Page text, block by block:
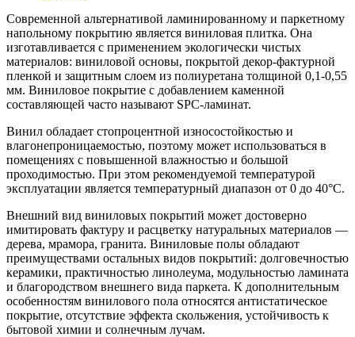
Современной альтернативой ламинированному и паркетному
напольному покрытию является виниловая плитка. Она
изготавливается с применением экологически чистых
материалов: виниловой основы, покрытой декор-фактурной
пленкой и защитным слоем из полиуретана толщиной 0,1-0,55
мм. Виниловое покрытие с добавлением каменной
составляющей часто называют SPC-ламинат.
Винил обладает стопроцентной износостойкостью и
влагонепроницаемостью, поэтому может использоваться в
помещениях с повышенной влажностью и большой
проходимостью. При этом рекомендуемой температурой
эксплуатации является температурный диапазон от 0 до 40°С.
Внешний вид виниловых покрытий может достоверно
имитировать фактуру и расцветку натуральных материалов —
дерева, мрамора, гранита. Виниловые полы обладают
преимуществами остальных видов покрытий: долговечностью
керамики, практичностью линолеума, модульностью ламината
и благородством внешнего вида паркета. К дополнительным
особенностям винилового пола относятся антистатическое
покрытие, отсутствие эффекта скольжения, устойчивость к
бытовой химии и солнечным лучам.